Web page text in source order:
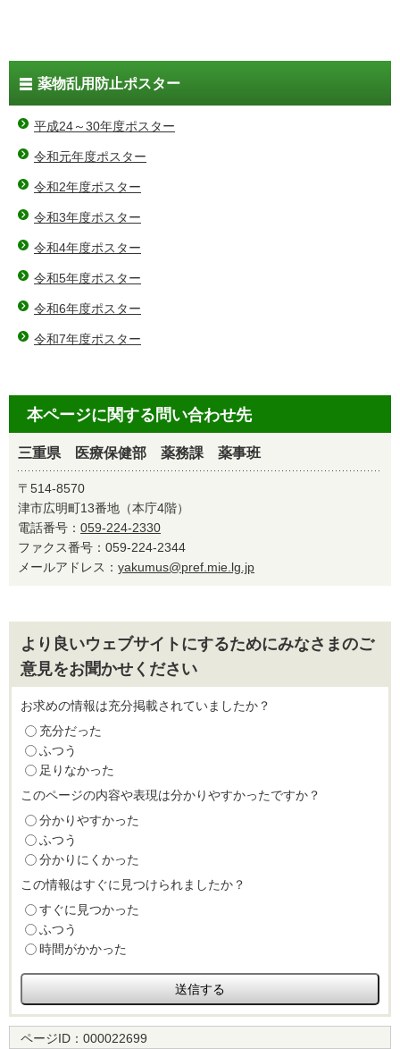
薬物乱用防止ポスター
平成24～30年度ポスター
令和元年度ポスター
令和2年度ポスター
令和3年度ポスター
令和4年度ポスター
令和5年度ポスター
令和6年度ポスター
令和7年度ポスター
本ページに関する問い合わせ先
三重県 医療保健部 薬務課 薬事班
〒514-8570
津市広明町13番地（本庁4階）
電話番号： 059-224-2330
ファクス番号：059-224-2344
メールアドレス： yakumus@pref.mie.lg.jp
より良いウェブサイトにするためにみなさまのご
意見をお聞かせください
お求めの情報は充分掲載されていましたか？
充分だった
ふつう
足りなかった
このページの内容や表現は分かりやすかったですか？
分かりやすかった
ふつう
分かりにくかった
この情報はすぐに見つけられましたか？
すぐに見つかった
ふつう
時間がかかった
ページID： 000022699